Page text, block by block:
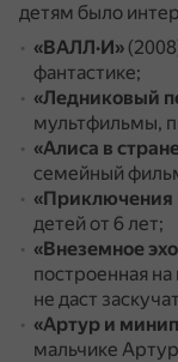
детям было
«ВАЛЛ·И»
фантастике;
«Ледниковый
мультфильмы,
«Алиса в
семейный
«Приключения
детей от 6 лет;
«Внеземное
построенная
не даст
«Артур и
мальчике